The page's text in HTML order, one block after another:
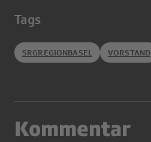
Tags
SRGREGIONBASEL VORSTAND
Kommentar